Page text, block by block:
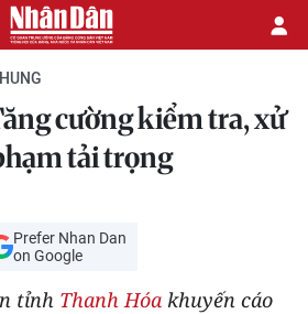
cường kiểm tra, xử
tải trọng
Prefer Nhan Dan
on Google
tỉnh Thanh Hóa khuyến cáo